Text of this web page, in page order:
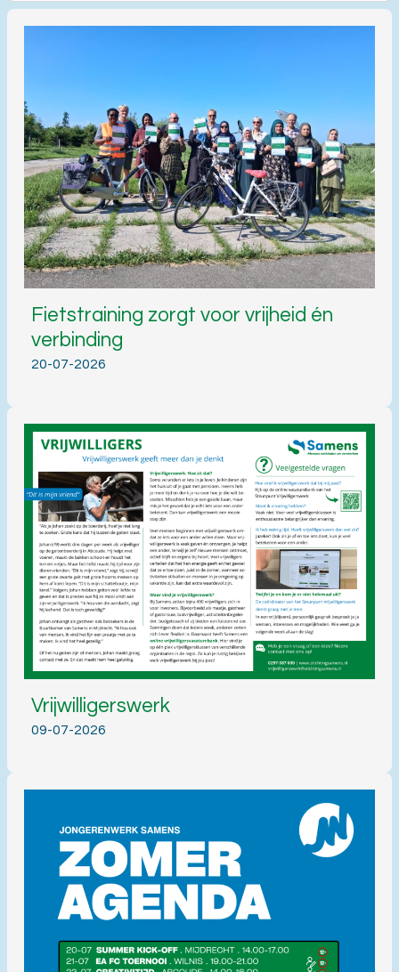
Fietstraining zorgt voor vrijheid én
verbinding
20-07-2026
Vrijwilligerswerk
09-07-2026